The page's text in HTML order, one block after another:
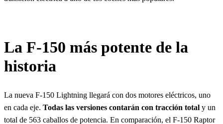
La F-150 más potente de la
historia
La nueva F-150 Lightning llegará con dos motores eléctricos, uno
en cada eje. Todas las versiones contarán con tracción total y un
total de 563 caballos de potencia. En comparación, el F-150 Raptor